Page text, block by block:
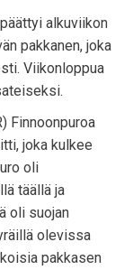
alkuviikon
pakkanen, joka
Viikonloppua
Finnoonpuroa
joka kulkee
oli
täällä ja
oli suojan
olevissa
pakkasen